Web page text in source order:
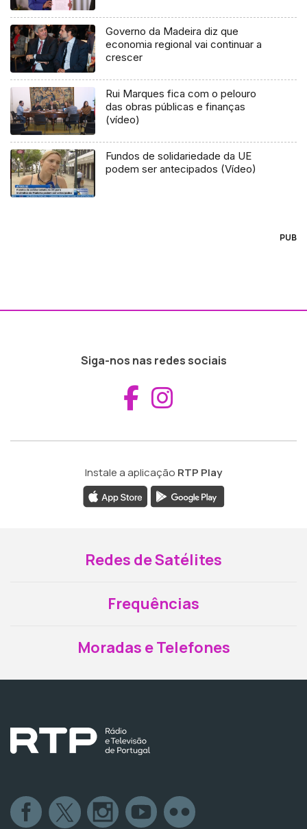
Governo da Madeira diz que
economia regional vai continuar a
crescer
Rui Marques fica com o pelouro
das obras públicas e finanças
(vídeo)
Fundos de solidariedade da UE
podem ser antecipados (Vídeo)
PUB
Siga-nos nas redes sociais
Aceder ao
Instale a aplicação RTP Play
Redes de Satélites
Frequências
Moradas e Telefones